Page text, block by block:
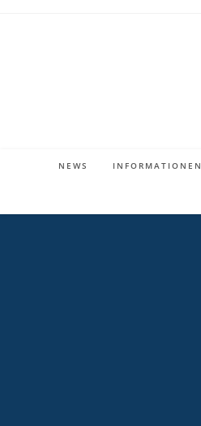
NEWS INFORMATIONEN